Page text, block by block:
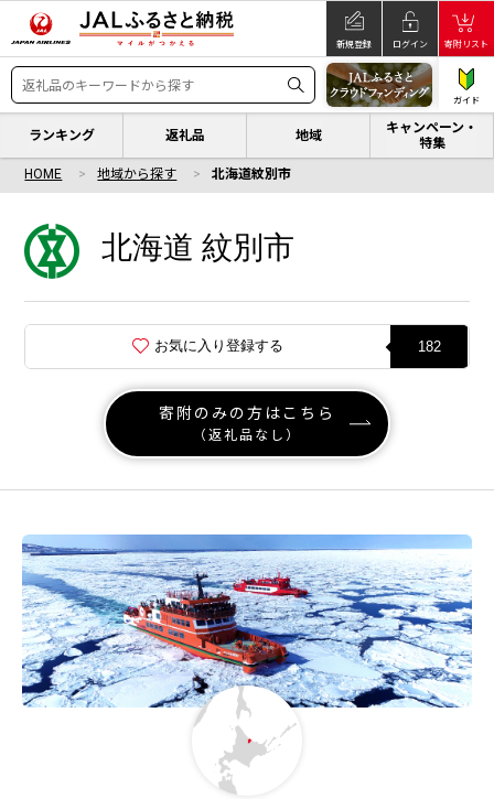
新規登録 ログイン 寄附リスト
ガイド
ランキング 返礼品 地域
キャンペーン・
特集
HOME 地域から探す 北海道紋別市
北海道 紋別市
お気に入り登録する 182
寄附のみの方はこちら
（返礼品なし）